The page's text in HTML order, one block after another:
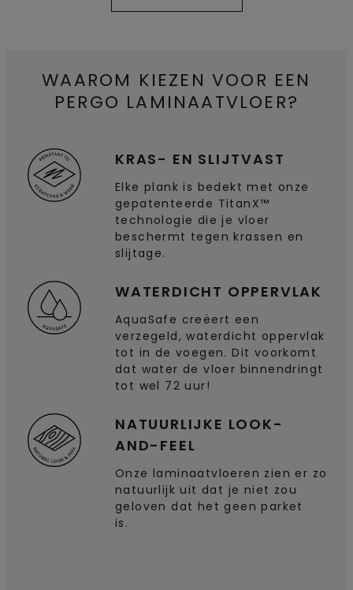
WAAROM KIEZEN VOOR EEN
PERGO LAMINAATVLOER?
KRAS- EN SLIJTVAST
Elke plank is bedekt met onze
gepatenteerde TitanX™
technologie die je vloer
beschermt tegen krassen en
slijtage.
WATERDICHT OPPERVLAK
AquaSafe creëert een
verzegeld, waterdicht oppervlak
tot in de voegen. Dit voorkomt
dat water de vloer binnendringt
tot wel 72 uur!
NATUURLIJKE LOOK-
AND-FEEL
Onze laminaatvloeren zien er zo
natuurlijk uit dat je niet zou
geloven dat het geen parket
is.